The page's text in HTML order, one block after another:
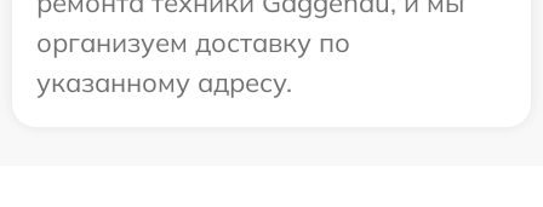
организуем доставку по
указанному адресу.